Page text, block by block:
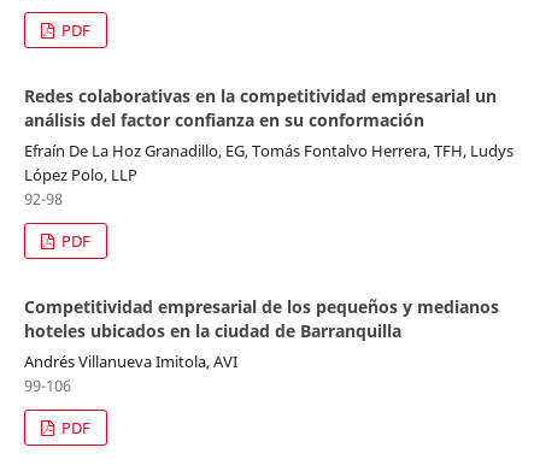
PDF
Redes colaborativas en la competitividad empresarial un
análisis del factor confianza en su conformación
Efraín De La Hoz Granadillo, EG, Tomás Fontalvo Herrera, TFH, Ludys
López Polo, LLP
92-98
PDF
Competitividad empresarial de los pequeños y medianos
hoteles ubicados en la ciudad de Barranquilla
Andrés Villanueva Imitola, AVI
99-106
PDF